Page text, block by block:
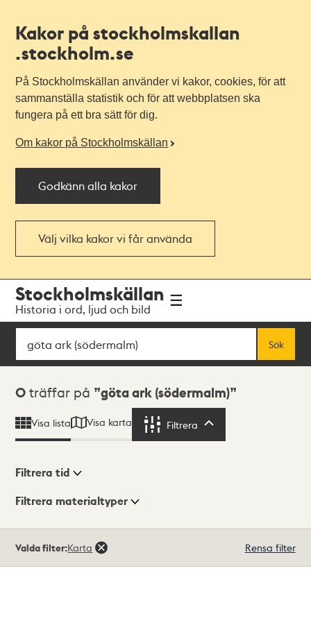
Kakor på stockholmskallan
.stockholm.se
På Stockholmskällan använder vi kakor, cookies, för att
sammanställa statistik och för att webbplatsen ska
fungera på ett bra sätt för dig.
Om kakor på Stockholmskällan
Godkänn alla kakor
Välj vilka kakor vi får använda
navigationen
huvudinnehållet
Stockholmskällan
Historia i ord, ljud och bild
Sök
Sök
Sökresultat
0 träffar på göta ark (södermalm)
Visa lista Visa karta Filtrera
Visningsläge
Filtrera tid
Filtrera materialtyper
träffar
Valda filter:Karta Rensa filter